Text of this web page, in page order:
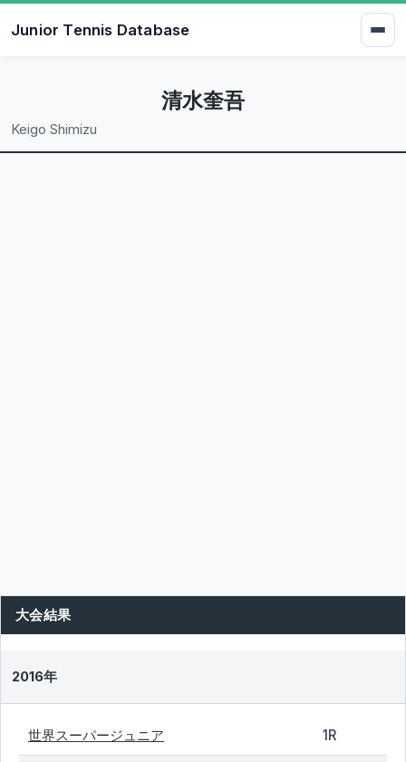
Junior Tennis Database
清水奎吾
Keigo Shimizu
大会結果
2016年
世界スーパージュニア 1R